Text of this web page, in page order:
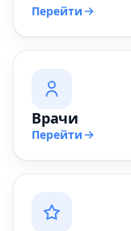
Перейти
Врачи
Перейти